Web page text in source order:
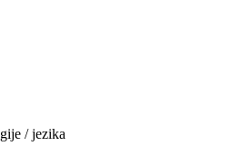
/ jezika